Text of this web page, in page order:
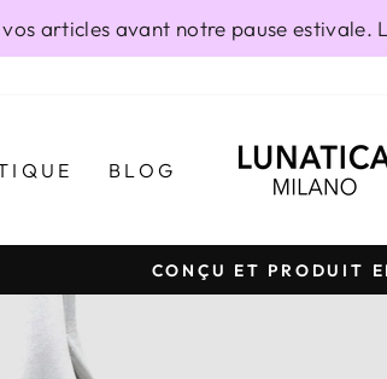
articles avant notre pause estivale.
BLOG
CONÇU ET PRODUIT